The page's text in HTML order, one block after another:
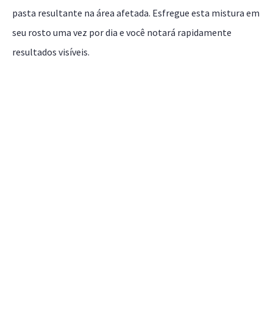
pasta resultante na área afetada. Esfregue esta mistura em
seu rosto uma vez por dia e você notará rapidamente
resultados visíveis.